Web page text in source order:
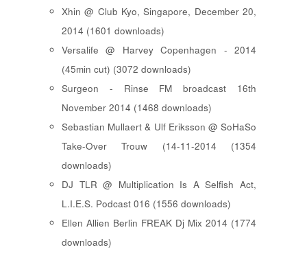
Xhin @ Club Kyo, Singapore, December 20,
2014 (1601 downloads)
Versalife @ Harvey Copenhagen - 2014
(45min cut) (3072 downloads)
Surgeon - Rinse FM broadcast 16th
November 2014 (1468 downloads)
Sebastian Mullaert & Ulf Eriksson @ SoHaSo
Take-Over Trouw (14-11-2014 (1354
downloads)
DJ TLR @ Multiplication Is A Selfish Act,
L.I.E.S. Podcast 016 (1556 downloads)
Ellen Allien Berlin FREAK Dj Mix 2014 (1774
downloads)